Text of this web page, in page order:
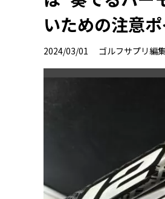
いための注意
2024/03/01 ゴルフサプリ